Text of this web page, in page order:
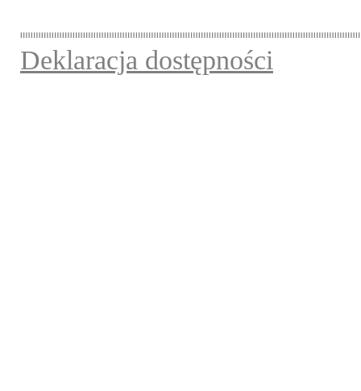
Deklaracja dostępności